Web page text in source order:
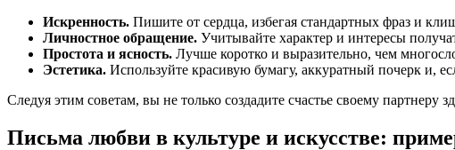
Искренность. Пишите от сердца, избегая стандартных фраз и
Личностное обращение. Учитывайте характер и интересы
Простота и ясность. Лучше коротко и выразительно, чем
Эстетика. Используйте красивую бумагу, аккуратный почерк и,
Следуя этим советам, вы не только создадите счастье своему
Письма любви в культуре и искусстве: